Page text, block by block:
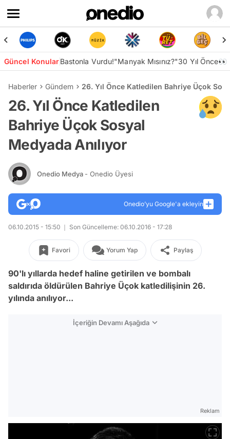
Güncel KonularBastonla Vurdu!"Manyak Mısınız?"30 Yıl Önce👀
Haberler Gündem 26. Yıl Önce Katledilen Bahriye Üçok
26. Yıl Önce Katledilen
Bahriye Üçok Sosyal
Medyada Anılıyor
Onedio Medya - Onedio Üyesi
Onedio’yu Google'a ekleyin
06.10.2015 - 15:50 Son Güncelleme: 06.10.2016 - 17:28
Favori Yorum Yap Paylaş
90'lı yıllarda hedef haline getirilen ve bombalı
saldırıda öldürülen Bahriye Üçok katledilişinin 26.
yılında anılıyor...
İçeriğin Devamı Aşağıda
Reklam